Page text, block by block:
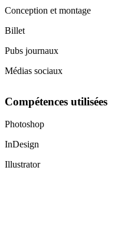
Conception et montage
Billet
Pubs journaux
Médias sociaux
Compétences utilisées
Photoshop
InDesign
Illustrator